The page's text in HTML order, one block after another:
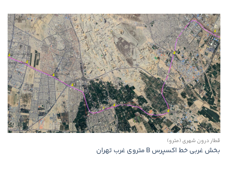
قطار درون شهری (مترو)
بخش غربی خط اکسپرس B متروی غرب تهران